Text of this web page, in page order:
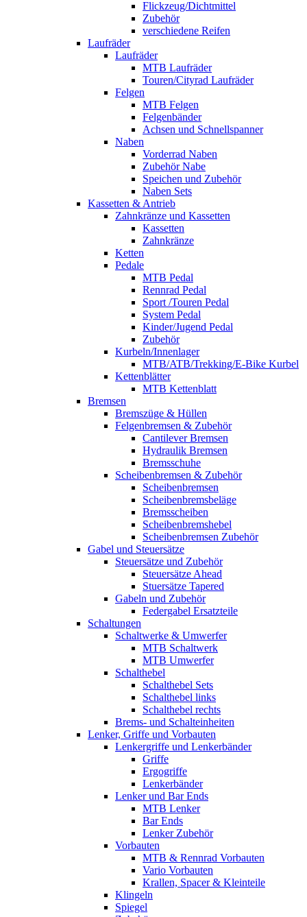
Flickzeug/Dichtmittel
Zubehör
verschiedene Reifen
Laufräder
Laufräder
MTB Laufräder
Touren/Cityrad Laufräder
Felgen
MTB Felgen
Felgenbänder
Achsen und Schnellspanner
Naben
Vorderrad Naben
Zubehör Nabe
Speichen und Zubehör
Naben Sets
Kassetten & Antrieb
Zahnkränze und Kassetten
Kassetten
Zahnkränze
Ketten
Pedale
MTB Pedal
Rennrad Pedal
Sport /Touren Pedal
System Pedal
Kinder/Jugend Pedal
Zubehör
Kurbeln/Innenlager
MTB/ATB/Trekking/E-Bike Kurbel
Kettenblätter
MTB Kettenblatt
Bremsen
Bremszüge & Hüllen
Felgenbremsen & Zubehör
Cantilever Bremsen
Hydraulik Bremsen
Bremsschuhe
Scheibenbremsen & Zubehör
Scheibenbremsen
Scheibenbremsbeläge
Bremsscheiben
Scheibenbremshebel
Scheibenbremsen Zubehör
Gabel und Steuersätze
Steuersätze und Zubehör
Steuersätze Ahead
Stuersätze Tapered
Gabeln und Zubehör
Federgabel Ersatzteile
Schaltungen
Schaltwerke & Umwerfer
MTB Schaltwerk
MTB Umwerfer
Schalthebel
Schalthebel Sets
Schalthebel links
Schalthebel rechts
Brems- und Schalteinheiten
Lenker, Griffe und Vorbauten
Lenkergriffe und Lenkerbänder
Griffe
Ergogriffe
Lenkerbänder
Lenker und Bar Ends
MTB Lenker
Bar Ends
Lenker Zubehör
Vorbauten
MTB & Rennrad Vorbauten
Vario Vorbauten
Krallen, Spacer & Kleinteile
Klingeln
Spiegel